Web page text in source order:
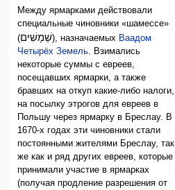
Между ярмарками действовали
специальные чиновники «шамессе»
(שַׁמָשִׁים), назначаемых Ваадом
Четырёх Земель . Взимались
некоторые суммы с евреев,
посещавших ярмарки, а также
бравших на откуп какие-либо налоги,
на посылку этрогов для евреев в
Польшу через ярмарку в Бреслау. В
1670-х годах эти чиновники стали
постоянными жителями Бреслау, так
же как и ряд других евреев, которые
принимали участие в ярмарках
(получая продление разрешения от